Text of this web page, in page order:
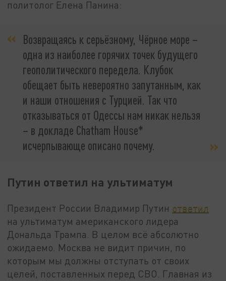
политолог Елена Панина:
Возвращаясь к серьёзному, Чёрное море –
одна из наиболее горячих точек будущего
геополитического передела. Клубок
обещает быть невероятно запутанным, как
и наши отношения с Турцией. Так что
отказываться от Одессы нам никак нельзя
– в докладе Chatham House*
исчерпывающе описано почему.
Путин ответил на ультиматум
Президент России Владимир Путин ответил
на ультиматум американского лидера
Дональда Трампа. В целом всё абсолютно
ожидаемо. Москва не видит причин, по
которым мы должны отступать от своих
целей, поставленных перед СВО. Главная из